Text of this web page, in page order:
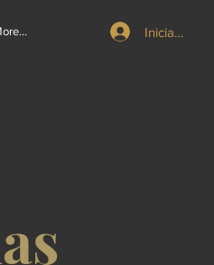
Iniciar sesión